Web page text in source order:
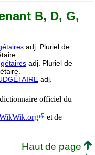
B, D, G,
adj. Pluriel de
adj. Pluriel de
adj.
officiel du
et de
Haut de page